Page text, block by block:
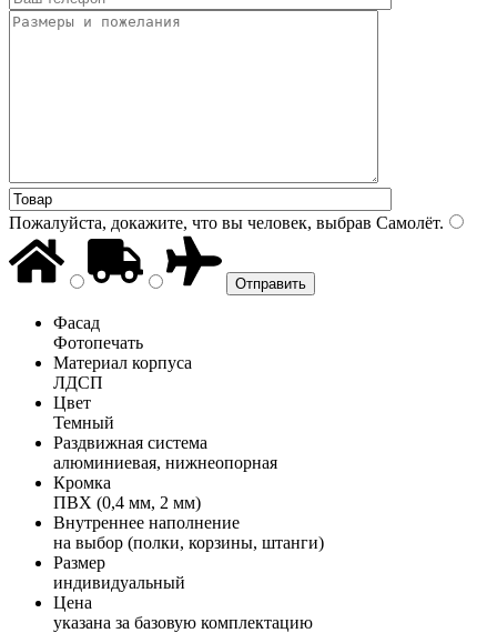
Пожалуйста, докажите, что вы человек, выбрав Самолёт.
Фасад
Фотопечать
Материал корпуса
ЛДСП
Цвет
Темный
Раздвижная система
алюминиевая, нижнеопорная
Кромка
ПВХ (0,4 мм, 2 мм)
Внутреннее наполнение
на выбор (полки, корзины, штанги)
Размер
индивидуальный
Цена
указана за базовую комплектацию